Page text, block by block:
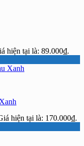
hiện tại là: 89.000₫.
hiện tại là: 170.000₫.